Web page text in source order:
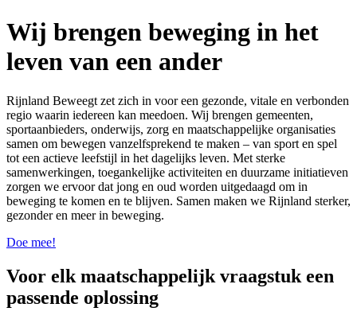
Wij brengen beweging in het
leven van een ander
Rijnland Beweegt zet zich in voor een gezonde, vitale en verbonden
regio waarin iedereen kan meedoen. Wij brengen gemeenten,
sportaanbieders, onderwijs, zorg en maatschappelijke organisaties
samen om bewegen vanzelfsprekend te maken – van sport en spel
tot een actieve leefstijl in het dagelijks leven. Met sterke
samenwerkingen, toegankelijke activiteiten en duurzame initiatieven
zorgen we ervoor dat jong en oud worden uitgedaagd om in
beweging te komen en te blijven. Samen maken we Rijnland sterker,
gezonder en meer in beweging.
Doe mee!
Voor elk maatschappelijk vraagstuk een
passende oplossing